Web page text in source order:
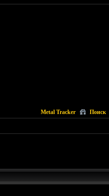
Metal Tracker Поиск